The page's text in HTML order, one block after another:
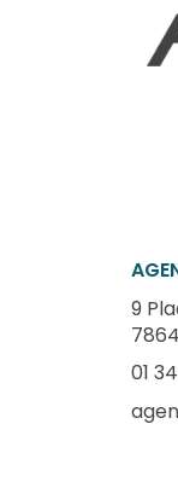
9
01